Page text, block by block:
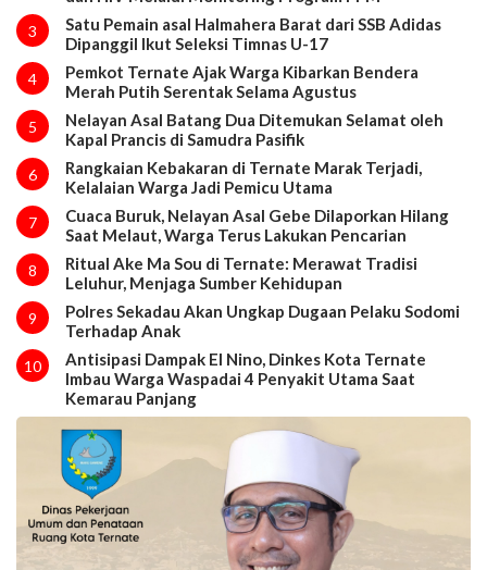
3
Satu Pemain asal Halmahera Barat dari SSB Adidas
Dipanggil Ikut Seleksi Timnas U-17
4
Pemkot Ternate Ajak Warga Kibarkan Bendera
Merah Putih Serentak Selama Agustus
5
Nelayan Asal Batang Dua Ditemukan Selamat oleh
Kapal Prancis di Samudra Pasifik
6
Rangkaian Kebakaran di Ternate Marak Terjadi,
Kelalaian Warga Jadi Pemicu Utama
7
Cuaca Buruk, Nelayan Asal Gebe Dilaporkan Hilang
Saat Melaut, Warga Terus Lakukan Pencarian
8
Ritual Ake Ma Sou di Ternate: Merawat Tradisi
Leluhur, Menjaga Sumber Kehidupan
9
Polres Sekadau Akan Ungkap Dugaan Pelaku Sodomi
Terhadap Anak
10
Antisipasi Dampak El Nino, Dinkes Kota Ternate
Imbau Warga Waspadai 4 Penyakit Utama Saat
Kemarau Panjang